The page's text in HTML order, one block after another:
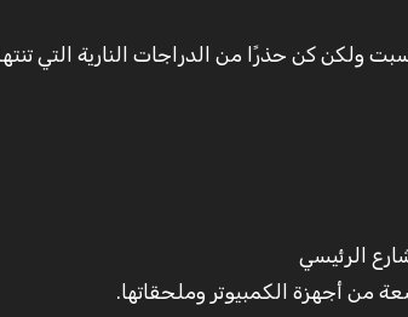
ولكن كن حذرًا من الدراجات النارية التي
الرئيسي
من أجهزة الكمبيوتر وملحقاتها.